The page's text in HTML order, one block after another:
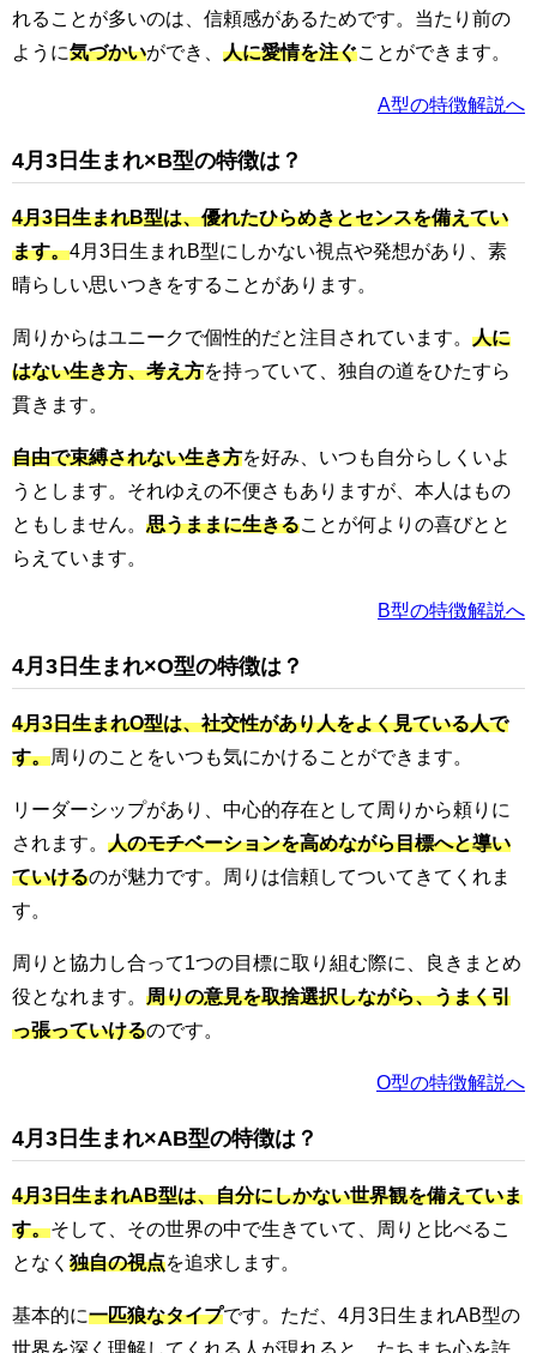
れることが多いのは、信頼感があるためです。当たり前の
ように気づかいができ、 人に愛情を注ぐ ことができます。
A型の特徴解説へ
4月3日生まれ×B型の特徴は？
4月3日生まれB型は、優れたひらめきとセンスを備えてい
ます。4月3日生まれB型にしかない視点や発想があり、素
晴らしい思いつきをすることがあります。
周りからはユニークで個性的だと注目されています。 人に
はない生き方、考え方を持っていて、独自の道をひたすら
貫きます。
自由で束縛されない生き方を好み、いつも自分らしくいよ
うとします。それゆえの不便さもありますが、本人はもの
ともしません。 思うままに生きる ことが何よりの喜びとと
らえています。
B型の特徴解説へ
4月3日生まれ×O型の特徴は？
4月3日生まれO型は、社交性があり人をよく見ている人で
す。周りのことをいつも気にかけることができます。
リーダーシップがあり、中心的存在として周りから頼りに
されます。 人のモチベーションを高めながら目標へと導い
ていけるのが魅力です。周りは信頼してついてきてくれま
す。
周りと協力し合って1つの目標に取り組む際に、良きまとめ
役となれます。 周りの意見を取捨選択しながら、うまく引
っ張っていけるのです。
O型の特徴解説へ
4月3日生まれ×AB型の特徴は？
4月3日生まれAB型は、自分にしかない世界観を備えていま
す。そして、その世界の中で生きていて、周りと比べるこ
となく 独自の視点を追求します。
基本的に一匹狼なタイプです。ただ、4月3日生まれAB型の
世界を深く理解してくれる人が現れると、たちまち心を許